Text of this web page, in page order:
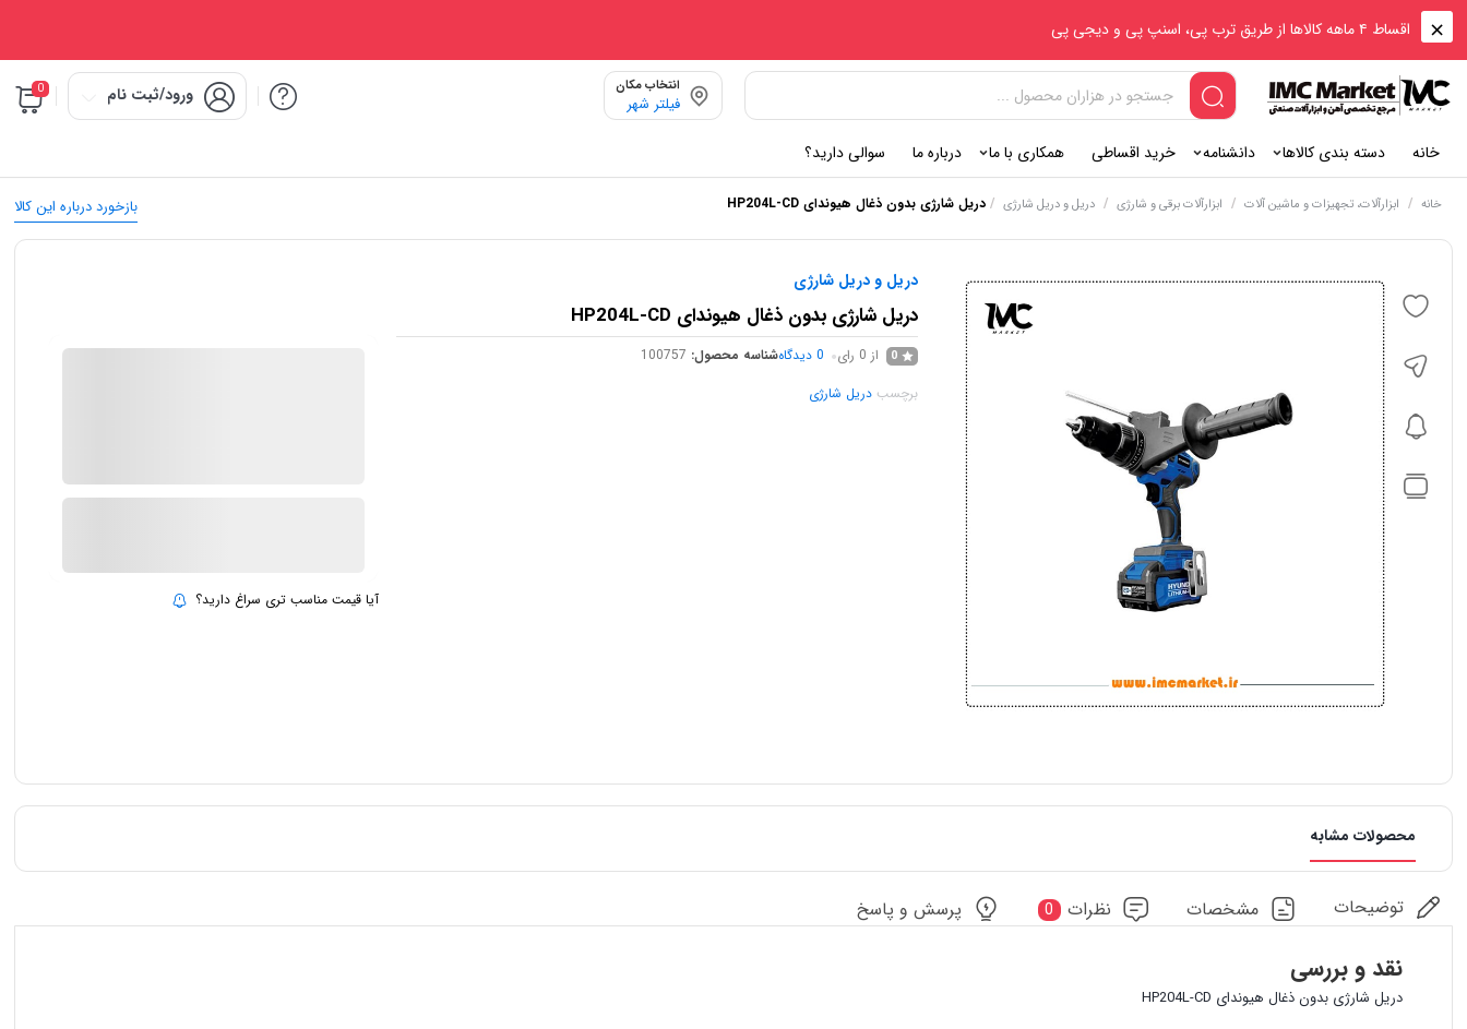
اقساط ۴ ماهه کالاها از طریق ترب پی، اسنپ پی و دیجی پی
انتخاب مکان
فیلتر شهر ورود/ثبت نام 0
خانه دسته بندی کالاها دانشنامه خرید اقساطی همکاری با ما درباره ما سوالی دارید؟
بازخورد درباره این کالا خانه / ابزارآلات، تجهیزات و ماشین آلات / ابزارآلات برقی و شارژی / دریل و دریل شارژی /دریل شارژی بدون ذغال هیوندای HP204L-CD
دریل و دریل شارژی
دریل شارژی بدون ذغال هیوندای HP204L-CD
0 از 0 رای 0 دیدگاهشناسه محصول: 100757
برچسبدریل شارژی
آیا قیمت مناسب تری سراغ دارید؟
محصولات مشابه
توضیحات مشخصات نظرات 0 پرسش و پاسخ
نقد و بررسی
دریل شارژی بدون ذغال هیوندای HP204L-CD